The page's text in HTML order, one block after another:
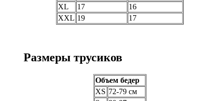
XL
17
16
XXL 19 17
Размеры трусиков
Объем бедер
XS 72-79 см